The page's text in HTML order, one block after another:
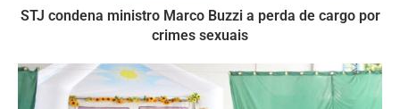
STJ condena ministro Marco Buzzi a perda de cargo por
crimes sexuais